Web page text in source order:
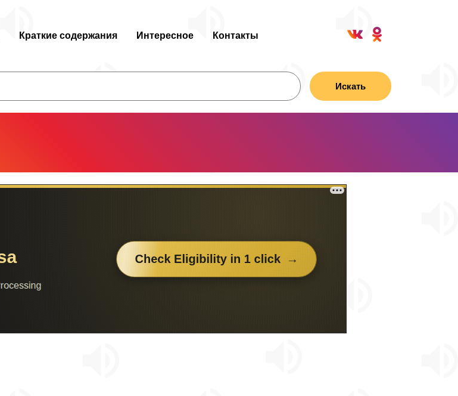
Краткие содержания Интересное Контакты
Искать